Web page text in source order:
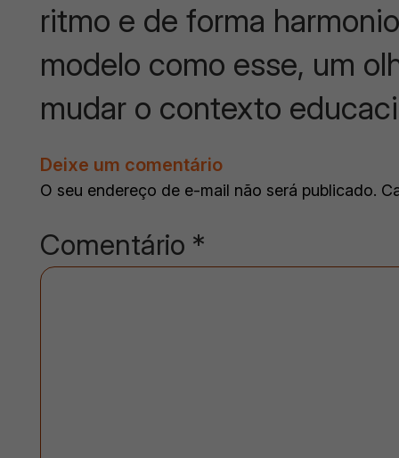
ritmo e de forma
modelo como esse, um
mudar o contexto
Deixe um comentário
O seu endereço de e-mail não será publicado.
Comentário *